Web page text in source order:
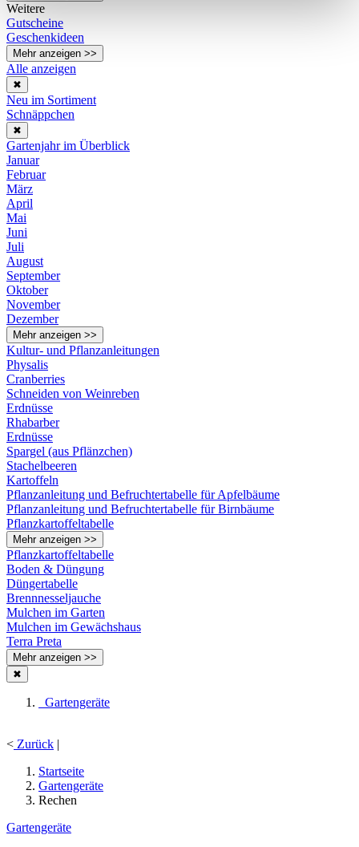
Weitere
Gutscheine
Geschenkideen
Mehr anzeigen >>
Alle anzeigen
✖
Neu im Sortiment
Schnäppchen
✖
Gartenjahr im Überblick
Januar
Februar
März
April
Mai
Juni
Juli
August
September
Oktober
November
Dezember
Mehr anzeigen >>
Kultur- und Pflanzanleitungen
Physalis
Cranberries
Schneiden von Weinreben
Erdnüsse
Rhabarber
Erdnüsse
Spargel (aus Pflänzchen)
Stachelbeeren
Kartoffeln
Pflanzanleitung und Befruchtertabelle für Apfelbäume
Pflanzanleitung und Befruchtertabelle für Birnbäume
Pflanzkartoffeltabelle
Mehr anzeigen >>
Pflanzkartoffeltabelle
Boden & Düngung
Düngertabelle
Brennnesseljauche
Mulchen im Garten
Mulchen im Gewächshaus
Terra Preta
Mehr anzeigen >>
✖
Gartengeräte
< Zurück |
Startseite
Gartengeräte
Rechen
Gartengeräte